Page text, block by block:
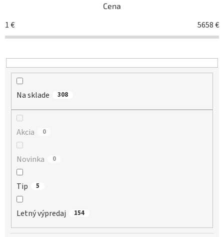
o
d
Cena
1€ 5658€
Na sklade 308
Akcia 0
Novinka 0
Tip 5
Letný výpredaj 154